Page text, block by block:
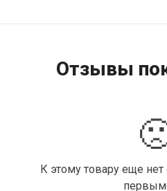
Отзывы
К этому товару еще